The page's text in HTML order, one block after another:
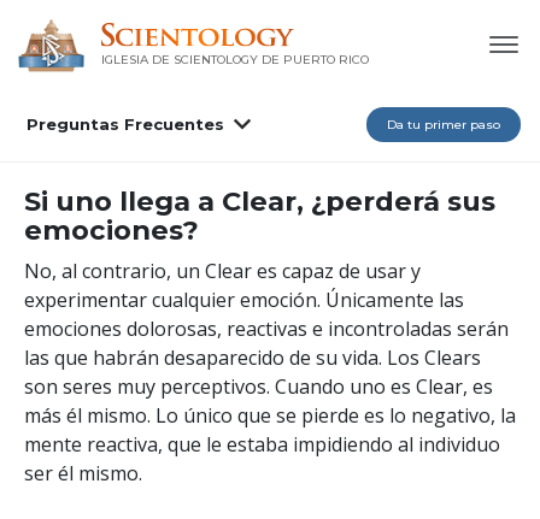
IGLESIA DE SCIENTOLOGY DE PUERTO RICO
Preguntas Frecuentes Da tu primer paso
Si uno llega a Clear, ¿perderá sus
emociones?
No, al contrario, un Clear es capaz de usar y
experimentar cualquier emoción. Únicamente las
emociones dolorosas, reactivas e incontroladas serán
las que habrán desaparecido de su vida. Los Clears
son seres muy perceptivos. Cuando uno es Clear, es
más él mismo. Lo único que se pierde es lo negativo, la
mente reactiva, que le estaba impidiendo al individuo
ser él mismo.